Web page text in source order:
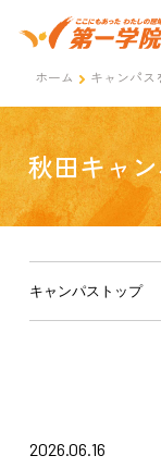
ホーム キャンパス
秋田キャ
キャンパストップ
2026.06.16